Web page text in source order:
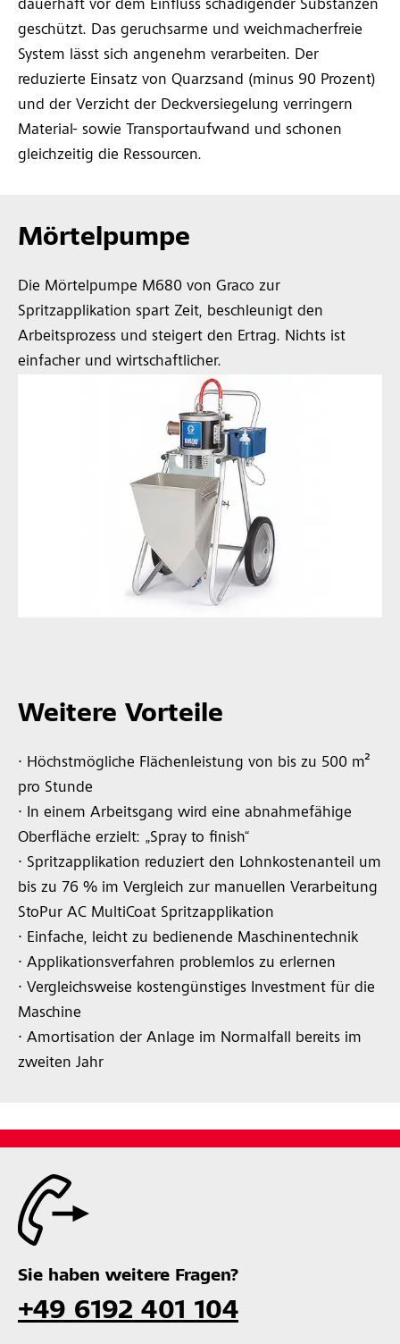
dauerhaft vor dem Einfluss schädigender Substanzen
geschützt. Das geruchsarme und weichmacherfreie
System lässt sich angenehm verarbeiten. Der
reduzierte Einsatz von Quarzsand (minus 90 Prozent)
und der Verzicht der Deckversiegelung verringern
Material- sowie Transportaufwand und schonen
gleichzeitig die Ressourcen.
Mörtelpumpe
Die Mörtelpumpe M680 von Graco zur
Spritzapplikation spart Zeit, beschleunigt den
Arbeitsprozess und steigert den Ertrag. Nichts ist
einfacher und wirtschaftlicher.
Weitere Vorteile
∙ Höchstmögliche Flächenleistung von bis zu 500 m²
pro Stunde
∙ In einem Arbeitsgang wird eine abnahmefähige
Oberfläche erzielt: „Spray to finish“
∙ Spritzapplikation reduziert den Lohnkostenanteil um
bis zu 76 % im Vergleich zur manuellen Verarbeitung
StoPur AC MultiCoat Spritzapplikation
∙ Einfache, leicht zu bedienende Maschinentechnik
∙ Applikationsverfahren problemlos zu erlernen
∙ Vergleichsweise kostengünstiges Investment für die
Maschine
∙ Amortisation der Anlage im Normalfall bereits im
zweiten Jahr
Sie haben weitere Fragen?
+49 6192 401 104